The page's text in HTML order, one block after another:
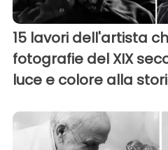
15 lavori dell'artista
fotografie del XIX
luce e colore alla